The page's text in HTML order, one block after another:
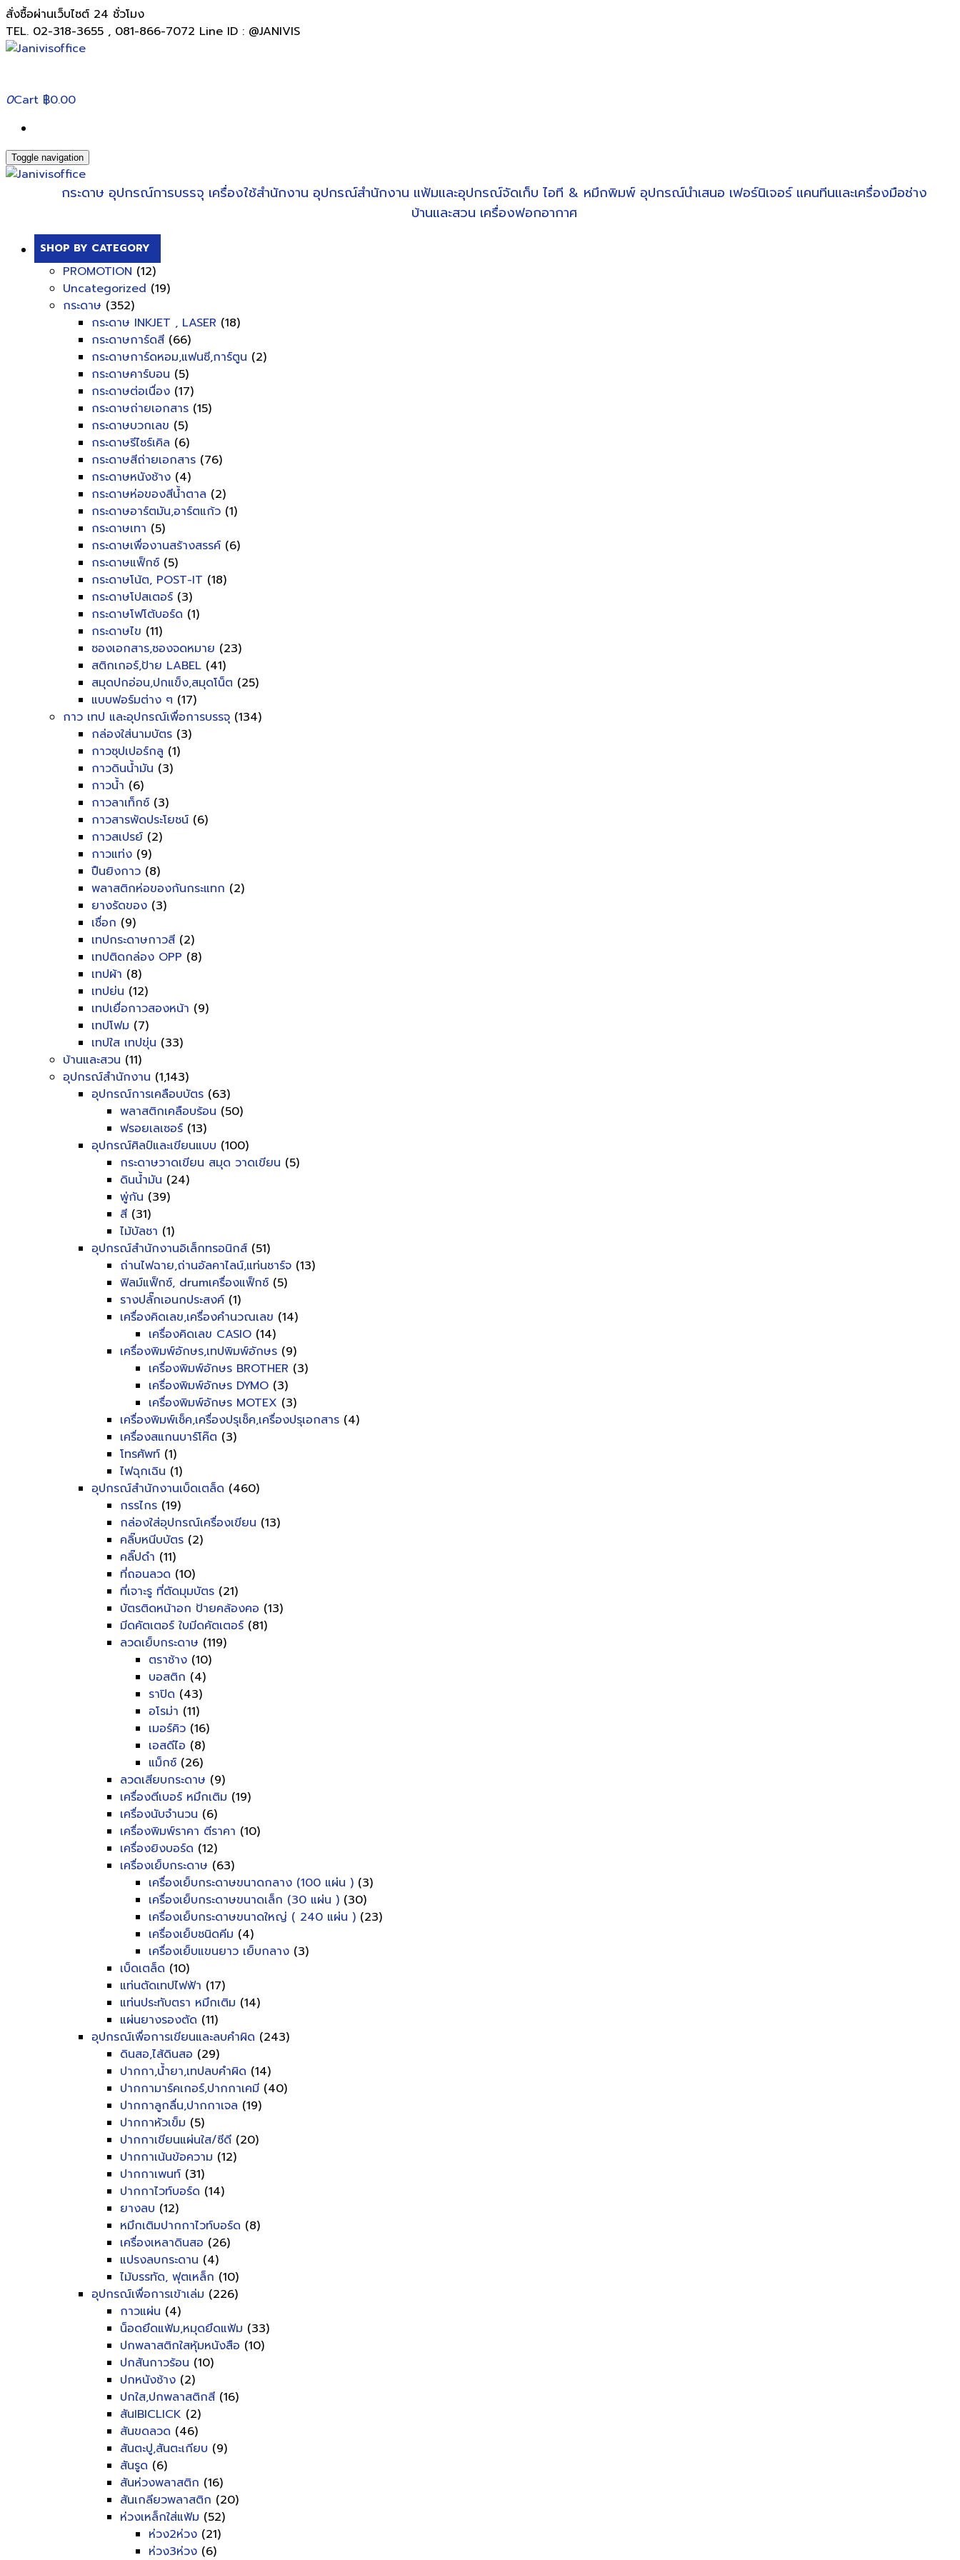
สั่งซื้อผ่านเว็บไซต์ 24 ชั่วโมง
TEL. 02-318-3655 , 081-866-7072 Line ID : @JANIVIS
0Cart ฿0.00
Toggle navigation
กระดาษ อุปกรณ์การบรรจุ เครื่องใช้สำนักงาน อุปกรณ์สำนักงาน แฟ้มและอุปกรณ์จัดเก็บ ไอที & หมึกพิมพ์ อุปกรณ์นำเสนอ เฟอร์นิเจอร์ แคนทีนและเครื่องมือช่าง
บ้านและสวน เครื่องฟอกอากาศ
SHOP BY CATEGORY
PROMOTION (12)
Uncategorized (19)
กระดาษ (352)
กระดาษ INKJET , LASER (18)
กระดาษการ์ดสี (66)
กระดาษการ์ดหอม,แฟนซี,การ์ตูน (2)
กระดาษคาร์บอน (5)
กระดาษต่อเนื่อง (17)
กระดาษถ่ายเอกสาร (15)
กระดาษบวกเลข (5)
กระดาษรีไซร์เคิล (6)
กระดาษสีถ่ายเอกสาร (76)
กระดาษหนังช้าง (4)
กระดาษห่อของสีน้ำตาล (2)
กระดาษอาร์ตมัน,อาร์ตแก้ว (1)
กระดาษเทา (5)
กระดาษเพื่องานสร้างสรรค์ (6)
กระดาษแฟ็กซ์ (5)
กระดาษโน้ต, POST-IT (18)
กระดาษโปสเตอร์ (3)
กระดาษโฟโต้บอร์ด (1)
กระดาษไข (11)
ซองเอกสาร,ซองจดหมาย (23)
สติกเกอร์,ป้าย LABEL (41)
สมุดปกอ่อน,ปกแข็ง,สมุดโน็ต (25)
แบบฟอร์มต่าง ๆ (17)
กาว เทป และอุปกรณ์เพื่อการบรรจุ (134)
กล่องใส่นามบัตร (3)
กาวซุปเปอร์กลู (1)
กาวดินน้ำมัน (3)
กาวน้ำ (6)
กาวลาเท็กซ์ (3)
กาวสารพัดประโยชน์ (6)
กาวสเปรย์ (2)
กาวแท่ง (9)
ปืนยิงกาว (8)
พลาสติกห่อของกันกระแทก (2)
ยางรัดของ (3)
เชื่อก (9)
เทปกระดาษกาวสี (2)
เทปติดกล่อง OPP (8)
เทปผ้า (8)
เทปย่น (12)
เทปเยื่อกาวสองหน้า (9)
เทปโฟม (7)
เทปใส เทปขุ่น (33)
บ้านและสวน (11)
อุปกรณ์สำนักงาน (1,143)
อุปกรณ์การเคลือบบัตร (63)
พลาสติกเคลือบร้อน (50)
ฟรอยเลเซอร์ (13)
อุปกรณ์ศิลป์และเขียนแบบ (100)
กระดาษวาดเขียน สมุด วาดเขียน (5)
ดินน้ำมัน (24)
พู่กัน (39)
สี (31)
ไม้บัลชา (1)
อุปกรณ์สำนักงานอิเล็กทรอนิกส์ (51)
ถ่านไฟฉาย,ถ่านอัลคาไลน์,แท่นชาร์จ (13)
ฟิลม์แฟ็กซ์, drumเครื่องแฟ็กซ์ (5)
รางปลั๊กเอนกประสงค์ (1)
เครื่องคิดเลข,เครื่องคำนวณเลข (14)
เครื่องคิดเลข CASIO (14)
เครื่องพิมพ์อักษร,เทปพิมพ์อักษร (9)
เครื่องพิมพ์อักษร BROTHER (3)
เครื่องพิมพ์อักษร DYMO (3)
เครื่องพิมพ์อักษร MOTEX (3)
เครื่องพิมพ์เช็ค,เครื่องปรุเช็ค,เครื่องปรุเอกสาร (4)
เครื่องสแกนบาร์โค๊ต (3)
โทรศัพท์ (1)
ไฟฉุกเฉิน (1)
อุปกรณ์สำนักงานเบ็ดเตล็ด (460)
กรรไกร (19)
กล่องใส่อุปกรณ์เครื่องเขียน (13)
คลิ๊บหนีบบัตร (2)
คลิ๊ปดำ (11)
ที่ถอนลวด (10)
ที่เจาะรู ที่ตัดมุมบัตร (21)
บัตรติดหน้าอก ป้ายคล้องคอ (13)
มีดคัตเตอร์ ใบมีดคัตเตอร์ (81)
ลวดเย็บกระดาษ (119)
ตราช้าง (10)
บอสติก (4)
ราปิด (43)
อโรม่า (11)
เมอร์คิว (16)
เอสดีไอ (8)
แม็กซ์ (26)
ลวดเสียบกระดาษ (9)
เครื่องตีเบอร์ หมึกเติม (19)
เครื่องนับจำนวน (6)
เครื่องพิมพ์ราคา ตีราคา (10)
เครื่องยิงบอร์ด (12)
เครื่องเย็บกระดาษ (63)
เครื่องเย็บกระดาษขนาดกลาง (100 แผ่น ) (3)
เครื่องเย็บกระดาษขนาดเล็ก (30 แผ่น ) (30)
เครื่องเย็บกระดาษขนาดใหญ่ ( 240 แผ่น ) (23)
เครื่องเย็บชนิดคีม (4)
เครื่องเย็บแขนยาว เย็บกลาง (3)
เบ็ดเตล็ด (10)
แท่นตัดเทปไฟฟ้า (17)
แท่นประทับตรา หมึกเติม (14)
แผ่นยางรองตัด (11)
อุปกรณ์เพื่อการเขียนและลบคำผิด (243)
ดินสอ,ไส้ดินสอ (29)
ปากกา,น้ำยา,เทปลบคำผิด (14)
ปากกามาร์คเกอร์,ปากกาเคมี (40)
ปากกาลูกลื่น,ปากกาเจล (19)
ปากกาหัวเข็ม (5)
ปากกาเขียนแผ่นใส/ซีดี (20)
ปากกาเน้นข้อความ (12)
ปากกาเพนท์ (31)
ปากกาไวท์บอร์ด (14)
ยางลบ (12)
หมึกเติมปากกาไวท์บอร์ด (8)
เครื่องเหลาดินสอ (26)
แปรงลบกระดาน (4)
ไม้บรรทัด, ฟุตเหล็ก (10)
อุปกรณ์เพื่อการเข้าเล่ม (226)
กาวแผ่น (4)
น็อดยึดแฟ้ม,หมุดยึดแฟ้ม (33)
ปกพลาสติกใสหุ้มหนังสือ (10)
ปกสันกาวร้อน (10)
ปกหนังช้าง (2)
ปกใส,ปกพลาสติกสี (16)
สันIBICLICK (2)
สันขดลวด (46)
สันตะปู,สันตะเกียบ (9)
สันรูด (6)
สันห่วงพลาสติก (16)
สันเกลียวพลาสติก (20)
ห่วงเหล็กใส่แฟ้ม (52)
ห่วง2ห่วง (21)
ห่วง3ห่วง (6)